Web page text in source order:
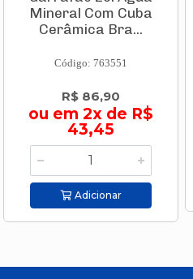
Mineral Com Cuba
Cerâmica Bra...
Código: 763551
R$ 86,90
ou em 2x de R$
43,45
Adicionar